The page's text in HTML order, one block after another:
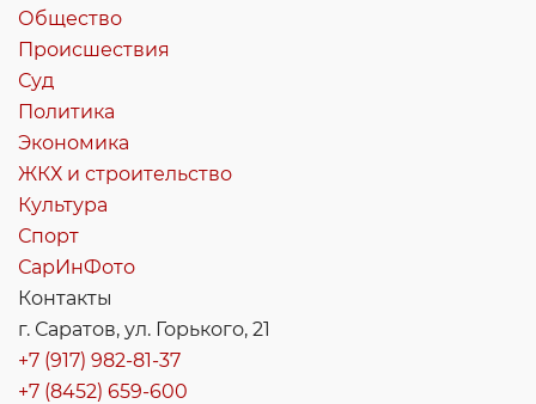
Общество
Происшествия
Суд
Политика
Экономика
ЖКХ и строительство
Культура
Спорт
СарИнФото
Контакты
г. Саратов, ул. Горького, 21
+7 (917) 982-81-37
+7 (8452) 659-600